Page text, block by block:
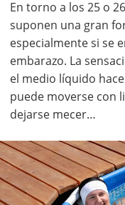
En torno a los 25 o
suponen una gran
especialmente si se
embarazo. La
el medio líquido
puede moverse con
dejarse mecer…